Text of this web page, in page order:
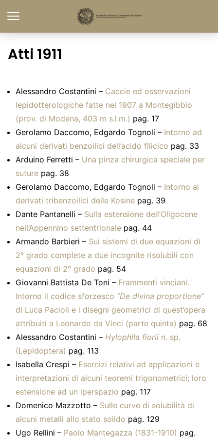
Atti 1911
Alessandro Costantini – Caccie ed osservazioni
lepidotterologiche fatte nel 1907 a Montegibbio
(prov. di Modena, 403 m s.l.m.) pag. 17
Gerolamo Daccomo, Edgardo Tognoli – Intorno ad
alcuni derivati benzoilici dell’acido filicico pag. 33
Arduino Ferretti – Una pinza chirurgica speciale per
suture pag. 38
Gerolamo Daccomo, Edgardo Tognoli – Intorno ai
derivati tribenzoilici delle Kosine pag. 39
Dante Pantanelli – Sulla estensione dell’Oligocene
nell’Appennino settentrionale pag. 44
Armando Barbieri – Sui sistemi di due equazioni di
2° grado complete a due incognite risolubili con
equazioni di 2° grado pag. 54
Giovanni Battista De Toni – Frammenti vinciani.
Intorno il codice sforzesco “De divina proportione”
di Luca Pacioli e i disegni geometrici di quest’opera
attribuiti a Leonardo da Vinci (parte quinta) pag. 68
Alessandro Costantini – Hylophila fiorii n. sp.
(Lepidoptera) pag. 113
Isabella Crespi – Esercizi relativi ad applicazioni e
interpretazioni di alcuni teoremi trigonometrici; loro
estensione ad un iperspazio pag. 117
Domenico Mazzotto – Sulle curve di solubilità di
alcuni metalli allo stato solido pag. 129
Ugo Rellini – Paolo Mantegazza (1831-1910) pag.